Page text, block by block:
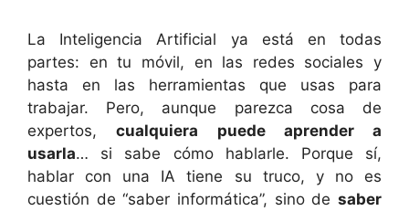
La Inteligencia Artificial ya está en todas
partes: en tu móvil, en las redes sociales y
hasta en las herramientas que usas para
trabajar. Pero, aunque parezca cosa de
expertos,cualquiera puede aprender a
usarla… si sabe cómo hablarle. Porque sí,
hablar con una IA tiene su truco, y no es
cuestión de “saber informática”, sino de saber